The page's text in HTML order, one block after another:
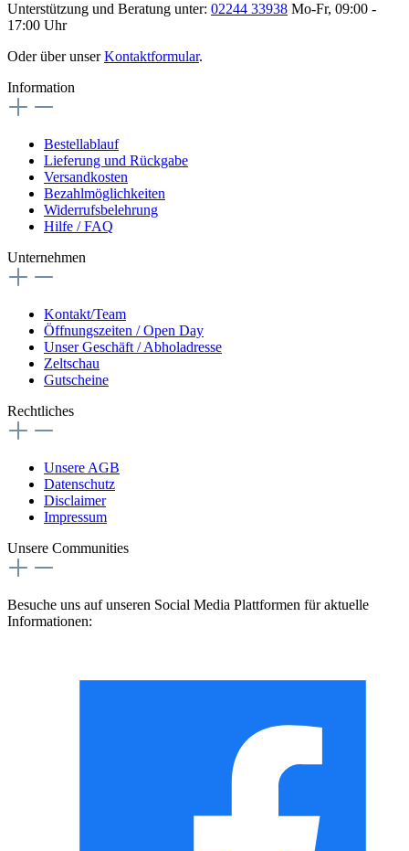
Unterstützung und Beratung unter: 02244 33938 Mo-Fr, 09:00 -
17:00 Uhr
Oder über unserKontaktformular.
Information
Bestellablauf
Lieferung und Rückgabe
Versandkosten
Bezahlmöglichkeiten
Widerrufsbelehrung
Hilfe / FAQ
Unternehmen
Kontakt/Team
Öffnungszeiten / Open Day
Unser Geschäft / Abholadresse
Zeltschau
Gutscheine
Rechtliches
Unsere AGB
Datenschutz
Disclaimer
Impressum
Unsere Communities
Besuche uns auf unseren Social Media Plattformen für aktuelle
Informationen: